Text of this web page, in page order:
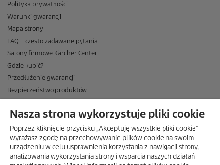
Polityka prywatności
Warunki gwarancji
Mapa strony
FAQ – często zadawane pytania
Salony firmowe Kärcher Center
Gdzie kupić?
Przedłużenie gwarancji
Bezpieczeństwo produktów
Newsletter Kärcher
ADRES
BIURO OBSŁUGI KLIENTA
OPINIE O EKÄRCHER
Nasza strona wykorzystuje pliki cookie
Poprzez kliknięcie przycisku „Akceptuję wszystkie pliki cookie”
wyrażasz zgodę na przechowywanie plików cookie na swoim
urządzeniu w celu usprawnienia korzystania z nawigacji strony,
analizowania wykorzystania strony i wsparcia naszych działań